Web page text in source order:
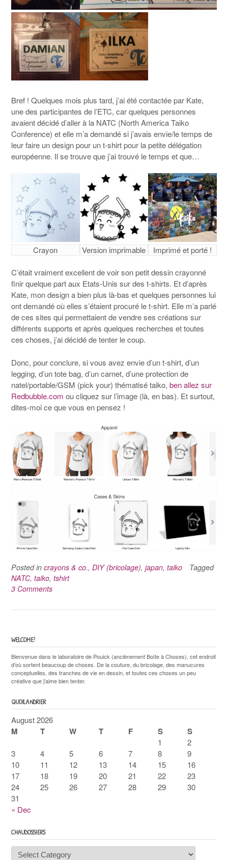
Bref ! Quelques mois plus tard, j’ai été contactée par Kate,
une des participantes de l’ETC, car quelques personnes
avaient décidé d’aller à la NATC (North America Taiko
Conference) et elle m’a demandé si j’avais envie/le temps de
leur faire un design pour un t-shirt pour la petite délégation
européenne. Il se trouve que j’ai trouvé le temps et que…
Crayon Version imprimable Imprimé et porté !
C’était vraiment excellent de voir son petit dessin crayonné
finir quelque part aux Etats-Unis sur des t-shirts. Et d’après
Kate, mon design a bien plus là-bas et quelques personnes lui
ont demandé où elles s’étaient procuré le t-shirt. Elle m’a parlé
de ces sites qui permettaient de vendre ses créations sur
différents supports et après quelques recherches et toutes
ces choses, j’ai décidé de tenter le coup.
Donc, pour conclure, si vous avez envie d’un t-shirt, d’un
legging, d’un tote bag, d’un carnet, d’une protection de
natel/portable/GSM (pick your) thématisé taiko, ben allez sur
Redbubble.com ou cliquez sur l’image (là, en bas). Et surtout,
dites-moi ce que vous en pensez !
Posted in crayons & co., DIY (bricolage), japan, taiko
Tagged
NATC, taiko, tshirt
3 Comments
WELCOME!
Bienvenue dans le laboratoire de Pouick (anciènement Boîte à Choses), cet endroit
d'où sortent beaucoup de choses. De la couture, du bricolage, des manucures
conceptuelles, des tranches de vie en dessin, et toutes ces choses un peu
créative que j'aime bien tenter.
QUOILANDRIER
August 2026
M T W T F S S
« Dec
1
2
3
4 5 6 7 8
9
10
11 12 13 14 15
16
17
18 19 20 21 22
23
24
25 26 27 28 29
30
31
CHAUDOSSIERS
Chaudossiers